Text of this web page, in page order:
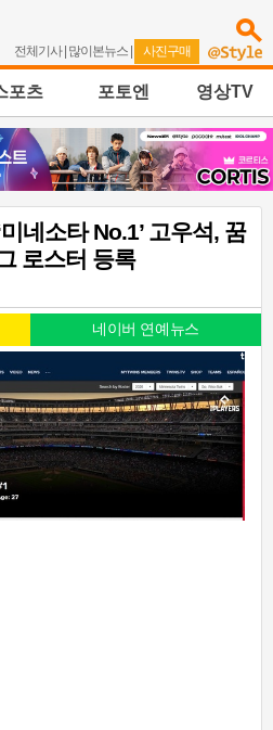
전체기사| 많이본뉴스 | 사진구매
포츠 포토엔 영상TV
네소타 No.1’ 고우석, 꿈
로스터 등록
네이버 연예뉴스